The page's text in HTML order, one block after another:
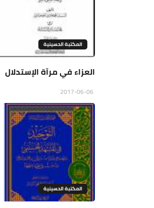
المكتبة الحسينية
العزاء في مرآة الإستدلال
المكتبة الحسينية